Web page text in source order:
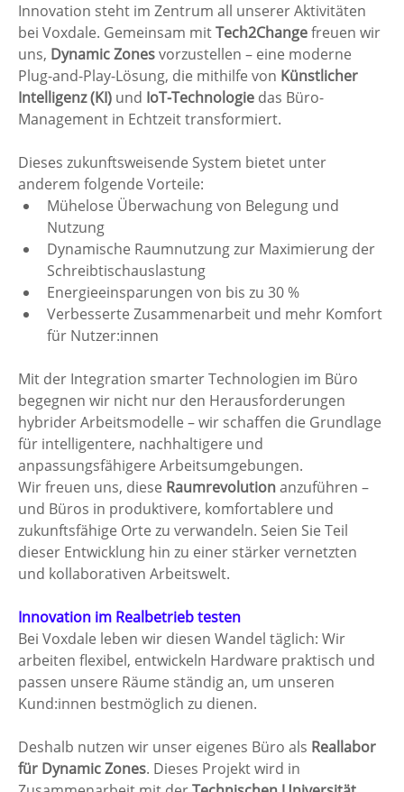
Innovation steht im Zentrum all unserer Aktivitäten
bei Voxdale. Gemeinsam mit Tech2Change freuen wir
uns, Dynamic Zones vorzustellen – eine moderne
Plug-and-Play-Lösung, die mithilfe von Künstlicher
Intelligenz (KI) und IoT-Technologie das Büro-
Management in Echtzeit transformiert.
Dieses zukunftsweisende System bietet unter
anderem folgende Vorteile:
Mühelose Überwachung von Belegung und
Nutzung
Dynamische Raumnutzung zur Maximierung der
Schreibtischauslastung
Energieeinsparungen von bis zu 30 %
Verbesserte Zusammenarbeit und mehr Komfort
für Nutzer:innen
Mit der Integration smarter Technologien im Büro
begegnen wir nicht nur den Herausforderungen
hybrider Arbeitsmodelle – wir schaffen die Grundlage
für intelligentere, nachhaltigere und
anpassungsfähigere Arbeitsumgebungen.
Wir freuen uns, diese Raumrevolution anzuführen –
und Büros in produktivere, komfortablere und
zukunftsfähige Orte zu verwandeln. Seien Sie Teil
dieser Entwicklung hin zu einer stärker vernetzten
und kollaborativen Arbeitswelt.
Innovation im Realbetrieb testen
Bei Voxdale leben wir diesen Wandel täglich: Wir
arbeiten flexibel, entwickeln Hardware praktisch und
passen unsere Räume ständig an, um unseren
Kund:innen bestmöglich zu dienen.
Deshalb nutzen wir unser eigenes Büro als Reallabor
für Dynamic Zones. Dieses Projekt wird in